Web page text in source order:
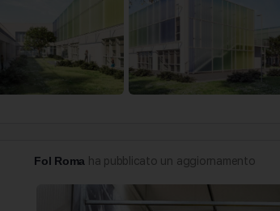
Fol Roma ha pubblicato un aggiornamento